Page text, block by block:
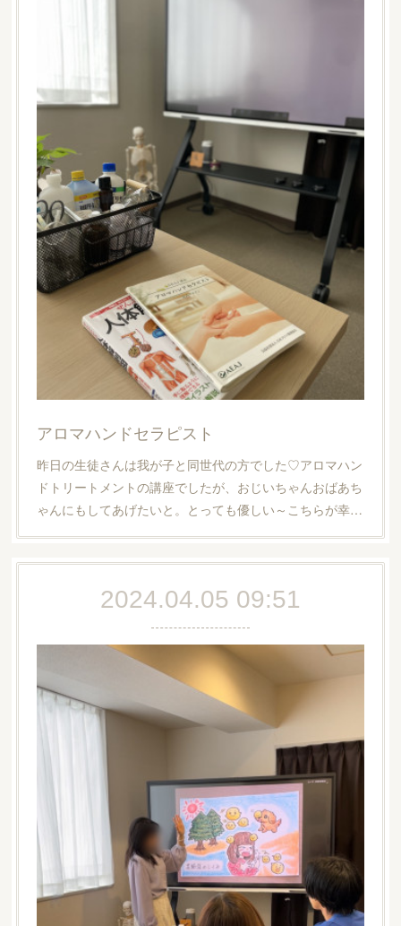
アロマハンドセラピスト
昨日の生徒さんは我が子と同世代の方でした♡アロマハン
ドトリートメントの講座でしたが、おじいちゃんおばあち
ゃんにもしてあげたいと。とっても優しい～こちらが幸…
2024.04.05 09:51